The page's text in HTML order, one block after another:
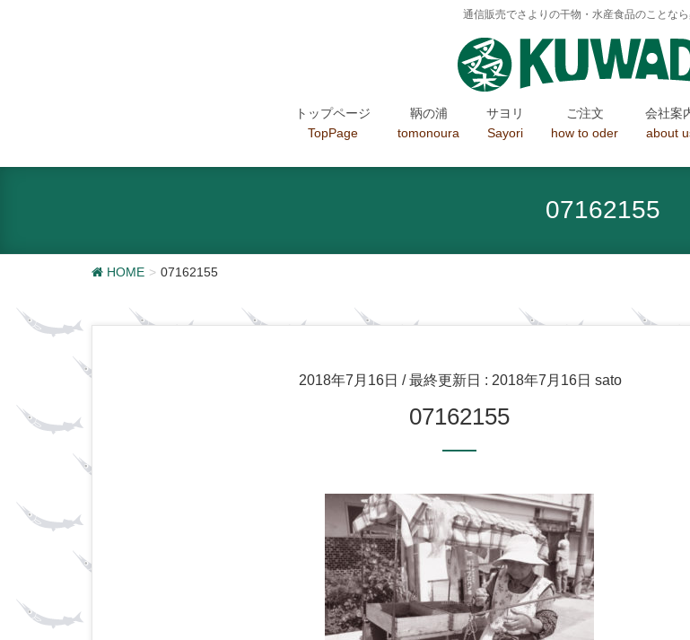
通信販売でさよりの干物・水産食品のことな
トップページ
TopPage
鞆の浦
tomonoura
サヨリ
Sayori
ご注文
how to oder
会社案
about
07162155
HOME 07162155
2018年7月16日 / 最終更新日 : 2018年7月16日 sato
07162155